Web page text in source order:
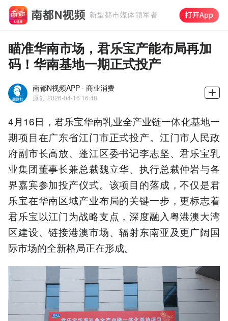
瞄准华南市场，君乐宝产能布局再加
码！华南基地一期正式投产
南都N视频APP · 商业消费
原创 2026-04-16 16:48
4月16日，君乐宝华南乳业全产业链一体化基地一
期项目在广东省江门市正式投产。江门市人民政
府副市长高放、蓬江区委书记李志坚、君乐宝乳
业集团董事长兼总裁魏立华、执行总裁仲岩与各
界嘉宾参加投产仪式。该项目的落成，不仅是君
乐宝在华南区域产业布局的关键一步，更标志着
君乐宝以江门为战略支点，深度融入粤港澳大湾
区建设、链接港澳市场、辐射东南亚及更广阔国
际市场的全新格局正在形成。